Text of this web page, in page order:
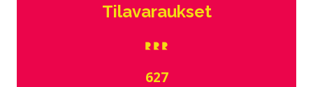
Tilavaraukset
627